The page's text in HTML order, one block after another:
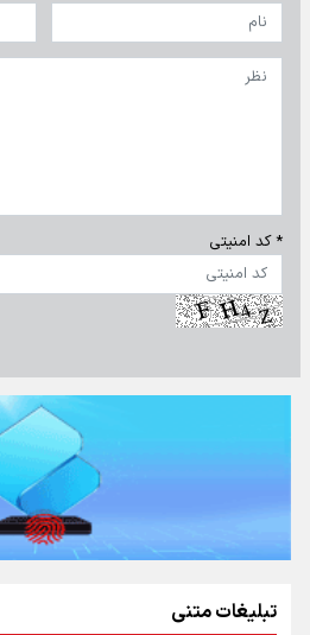
* کد امنیتی
تبلیغات متنی